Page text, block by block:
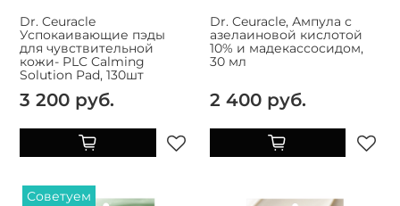
Dr. Ceuracle
Успокаивающие пэды
для чувствительной
кожи- PLC Calming
Solution Pad, 130шт
3 200 руб.
Dr. Ceuracle, Ампула с
азелаиновой кислотой
10% и мадекассосидом,
30 мл
2 400 руб.
Советуем